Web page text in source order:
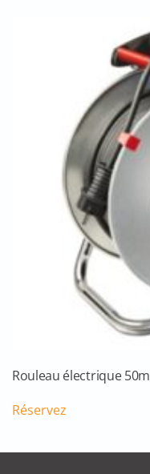
Rouleau électrique 50m
Réservez